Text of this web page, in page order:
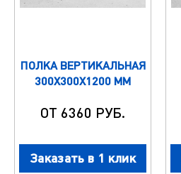
ПОЛКА ВЕРТИКАЛЬНАЯ
300Х300Х1200 ММ
ОТ 6360 РУБ.
Заказать в 1 клик